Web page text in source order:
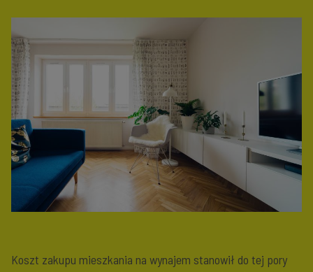
Koszt zakupu mieszkania na wynajem stanowił do tej pory